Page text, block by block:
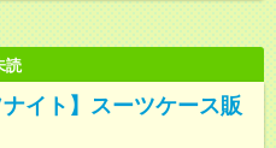
読
イト】スーツケース販